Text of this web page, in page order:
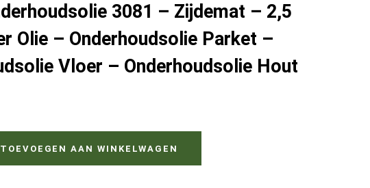
3081 – Zijdemat – 2,5
Olie – Onderhoudsolie Parket –
Vloer – Onderhoudsolie Hout
TOEVOEGEN AAN WINKELWAGEN